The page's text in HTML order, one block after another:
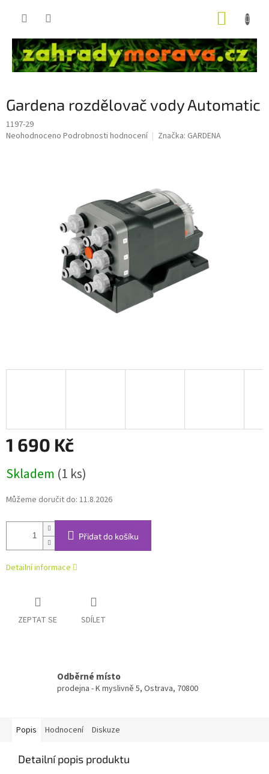
Gardena rozdělovač vody Automatic
1197-29
Průměrné
Neohodnoceno Podrobnosti hodnocení Značka: GARDENA
1 690 Kč
cena:
Skladem (1 ks)
Můžeme doručit do: 11.8.2026
Přidat do košíku
Detailní informace
ZEPTAT SE SDÍLET
Odběrné místo
prodejna - K myslivně 5, Ostrava, 70800
Popis Hodnocení Diskuze
Detailní popis produktu